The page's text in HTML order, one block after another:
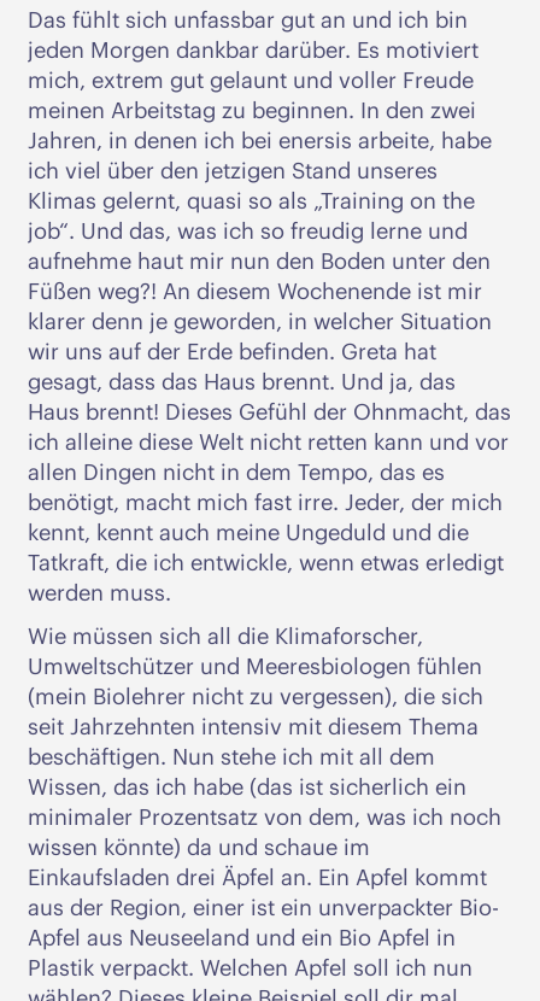
Das fühlt sich unfassbar gut an und ich bin
jeden Morgen dankbar darüber. Es motiviert
mich, extrem gut gelaunt und voller Freude
meinen Arbeitstag zu beginnen. In den zwei
Jahren, in denen ich bei enersis arbeite, habe
ich viel über den jetzigen Stand unseres
Klimas gelernt, quasi so als „Training on the
job“. Und das, was ich so freudig lerne und
aufnehme haut mir nun den Boden unter den
Füßen weg?! An diesem Wochenende ist mir
klarer denn je geworden, in welcher Situation
wir uns auf der Erde befinden. Greta hat
gesagt, dass das Haus brennt. Und ja, das
Haus brennt! Dieses Gefühl der Ohnmacht, das
ich alleine diese Welt nicht retten kann und vor
allen Dingen nicht in dem Tempo, das es
benötigt, macht mich fast irre. Jeder, der mich
kennt, kennt auch meine Ungeduld und die
Tatkraft, die ich entwickle, wenn etwas erledigt
werden muss.
Wie müssen sich all die Klimaforscher,
Umweltschützer und Meeresbiologen fühlen
(mein Biolehrer nicht zu vergessen), die sich
seit Jahrzehnten intensiv mit diesem Thema
beschäftigen. Nun stehe ich mit all dem
Wissen, das ich habe (das ist sicherlich ein
minimaler Prozentsatz von dem, was ich noch
wissen könnte) da und schaue im
Einkaufsladen drei Äpfel an. Ein Apfel kommt
aus der Region, einer ist ein unverpackter Bio-
Apfel aus Neuseeland und ein Bio Apfel in
Plastik verpackt. Welchen Apfel soll ich nun